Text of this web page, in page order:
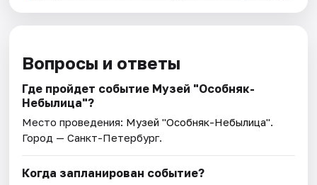
Вопросы и ответы
Где пройдет событие Музей "Особняк-
Небылица"?
Место проведения: Музей "Особняк-Небылица".
Город — Санкт-Петербург.
Когда запланирован событие?